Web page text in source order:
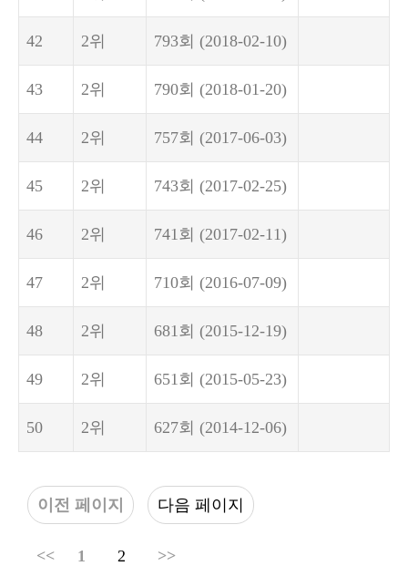
42 2위 793회 (2018-02-10)
43 2위 790회 (2018-01-20)
44 2위 757회 (2017-06-03)
45 2위 743회 (2017-02-25)
46 2위 741회 (2017-02-11)
47 2위 710회 (2016-07-09)
48 2위 681회 (2015-12-19)
49 2위 651회 (2015-05-23)
50 2위 627회 (2014-12-06)
이전 페이지 다음 페이지
<< 1 2 >>